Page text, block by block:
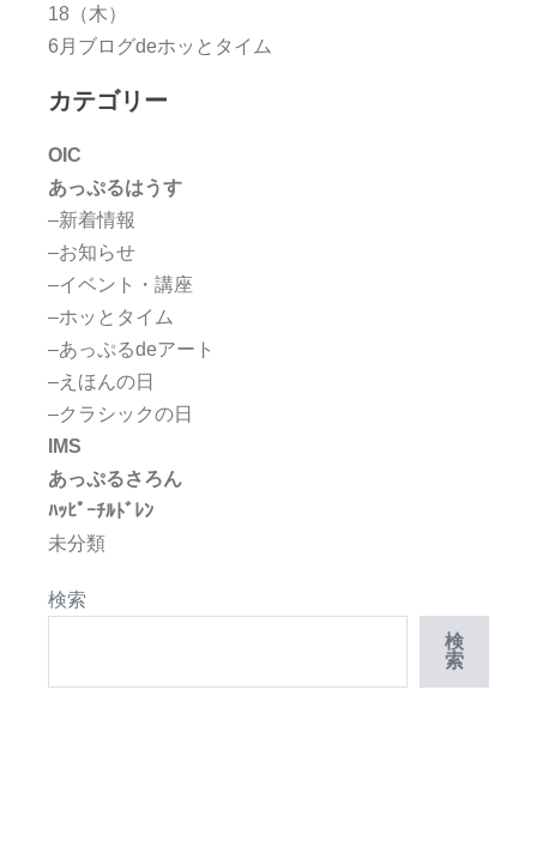
18（木）
6月ブログdeホッとタイム
カテゴリー
OIC
あっぷるはうす
–新着情報
–お知らせ
–イベント・講座
–ホッとタイム
–あっぷるdeアート
–えほんの日
–クラシックの日
IMS
あっぷるさろん
ﾊｯﾋﾟｰﾁﾙﾄﾞﾚﾝ
未分類
検索
検
索